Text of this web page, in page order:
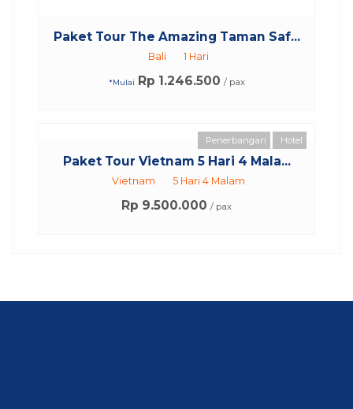
Paket Tour The Amazing Taman Saf...
Bali 1 Hari
*Mulai Rp 1.246.500 / pax
Paket Tour Vietnam 5 Hari 4 Mala...
Vietnam 5 Hari 4 Malam
Rp 9.500.000 / pax
Penerbangan Hotel